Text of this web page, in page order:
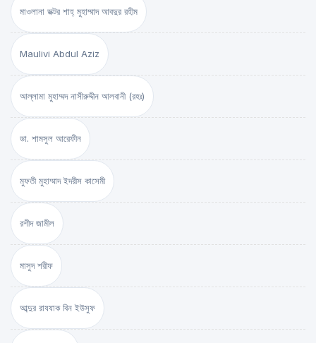
মাওলানা ডক্টর শাহ্‌ মুহাম্মাদ আবদুর রহীম
Maulivi Abdul Aziz
আল্লামা মুহাম্মদ নাসীরুদ্দীন আলবানী (রহঃ)
ডা. শামসুল আরেফীন
মুফতী মুহাম্মাদ ইদরীস কাসেমী
রশীদ জামীল
মাসুদ শরীফ
আব্দুর রাযযাক বিন ইউসুফ